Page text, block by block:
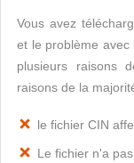
Vous avez
et le problème
plusieurs raisons
raisons de la
le fichier CIN
Le fichier n'a